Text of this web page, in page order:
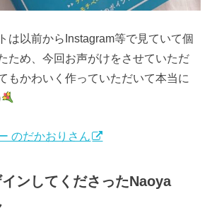
は以前からInstagram等で見ていて個
ため、今回お声がけをさせていただ
もかわいく作っていただいて本当に
のだかおりさん
ンしてくださったNaoya